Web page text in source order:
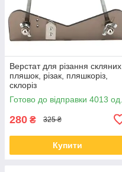
Верстат для різання скляних
пляшок, різак, пляшкоріз,
склоріз
Готово до відправки 4013 од.
280 ₴ 325 ₴
Купити